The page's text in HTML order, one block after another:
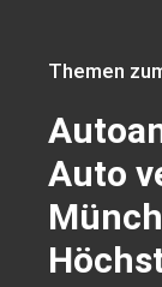
Themen
Auto